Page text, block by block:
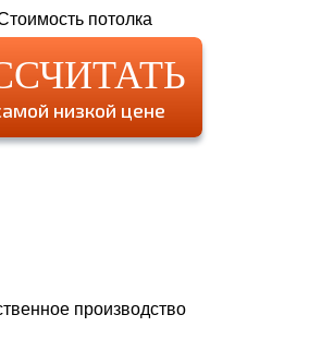
низкой цене